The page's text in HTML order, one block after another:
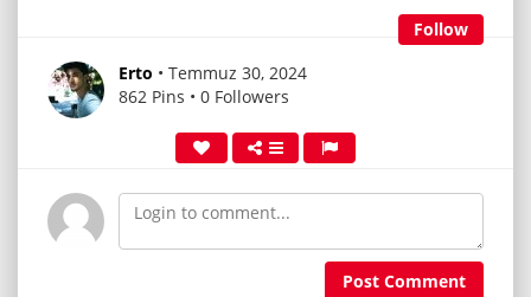
Follow
Erto • Temmuz 30, 2024
862 Pins • 0 Followers
Post Comment